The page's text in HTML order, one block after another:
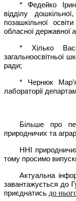
* Федейко
відділу
позашкільної
обласної державної
* Хілько
загальноосвітньої
ради;
* Чернюк
лабораторії
Більше про
природничих та
ННІ
тому просимо
Актуальна
завантажується до
приєднатись до